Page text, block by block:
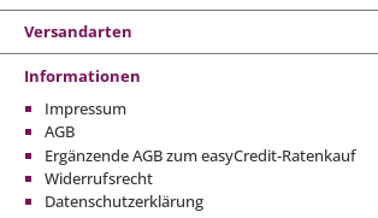
Versandarten
Informationen
Impressum
AGB
Ergänzende AGB zum easyCredit-Ratenkauf
Widerrufsrecht
Datenschutzerklärung